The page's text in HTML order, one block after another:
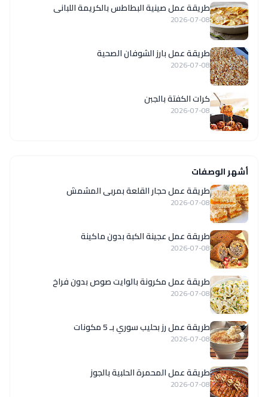
طريقة عمل صينية البطاطس بالكريمة اللبانى
2026-07-08
طريقة عمل بارز الشوفان الصحية
2026-07-08
كرات الكفتة بالجبن
2026-07-08
أشهر الوصفات
طريقة عمل حجار القلعة بمربى المشمش
2026-07-08
طريقة عمل عجينة الكبة بدون ماكينة
2026-07-08
طريقة عمل مكرونة بالوايت صوص بدون فراخ
2026-07-08
طريقة عمل رز بحليب سوري بـ 5 مكونات
2026-07-08
طريقة عمل المحمرة الحلبية بالجوز
2026-07-08